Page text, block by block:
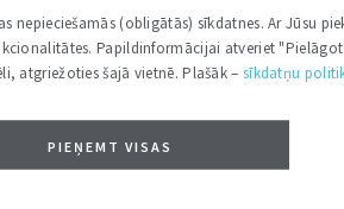
nepieciešamās (obligātās) sīkdatnes. Ar Jūsu
Papildinformācijai atveriet
atgriežoties šajā vietnē. Plašāk – sīkdatņu
PIEŅEMT VISAS